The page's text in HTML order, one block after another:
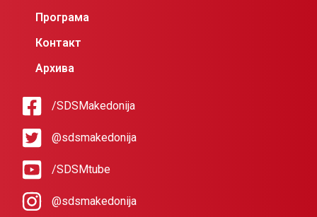
Програма
Контакт
Архива
/SDSMakedonija
@sdsmakedonija
/SDSMtube
@sdsmakedonija